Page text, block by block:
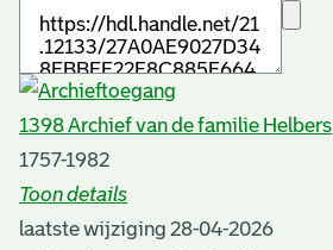
1398 Archief van de familie Helbers
1757-1982
Toon details
Datering:
laatste wijziging 28-04-2026